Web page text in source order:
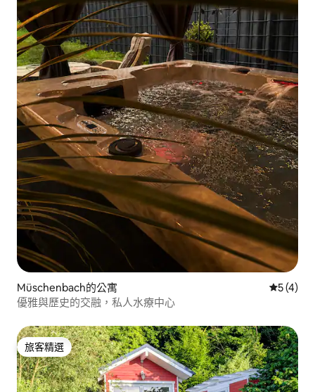
Müschenbach的公寓 從 4 則評
5 (4)
優雅與歷史的交融，私人水療中心
旅客精選
旅客精選